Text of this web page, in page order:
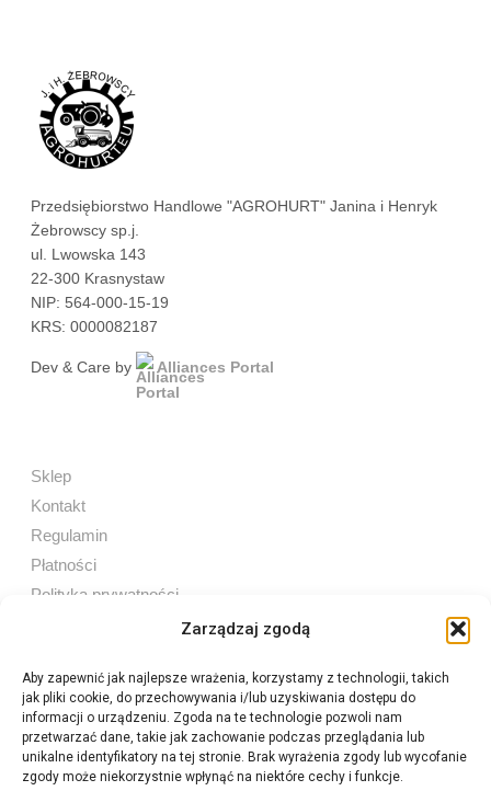
Zarządzaj zgodą
Aby zapewnić jak najlepsze wrażenia, korzystamy z technologii, takich
jak pliki cookie, do przechowywania i/lub uzyskiwania dostępu do
informacji o urządzeniu. Zgoda na te technologie pozwoli nam
przetwarzać dane, takie jak zachowanie podczas przeglądania lub
unikalne identyfikatory na tej stronie. Brak wyrażenia zgody lub wycofanie
zgody może niekorzystnie wpłynąć na niektóre cechy i funkcje.
Przedsiębiorstwo Handlowe "AGROHURT" Janina i Henryk
Żebrowscy sp.j.
ul. Lwowska 143
22-300 Krasnystaw
NIP: 564-000-15-19
KRS: 0000082187
Dev & Care by Alliances Portal
Sklep
Kontakt
Regulamin
Płatności
Polityka prywatności
Sprzedaż internetowa
Tel:605 603 753
Sprzedaż detaliczna